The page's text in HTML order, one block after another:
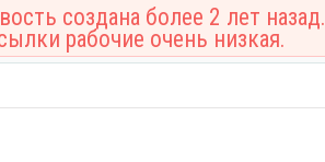
создана более 2 лет назад.
рабочие очень низкая.